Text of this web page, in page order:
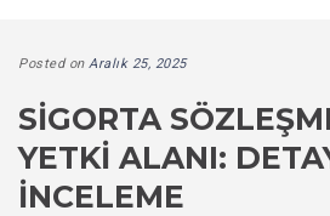
Posted on Aralık 25, 2025
SIGORTA
YETKI ALANI:
İNCELEME